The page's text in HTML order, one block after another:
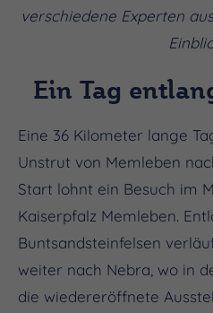
verschiedene Experten
Ein Tag
Eine 36 Kilometer lange
Unstrut von Memleben
Start lohnt ein Besuch im
Kaiserpfalz Memleben.
Buntsandsteinfelsen
weiter nach Nebra, wo in
die wiedereröffnete